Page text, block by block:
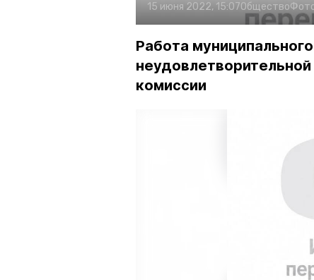
15 июня 2022, 15:07Общество
Работа
комиссии